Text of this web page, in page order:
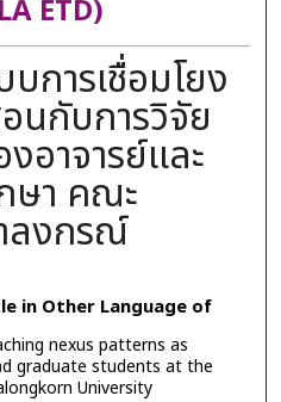
ETD)
บการเชื่อมโยง
นกับการวิจัย
อาจารย์และ
า คณะ
ลงกรณ์
in Other Language of
nexus patterns as
graduate students at the
University